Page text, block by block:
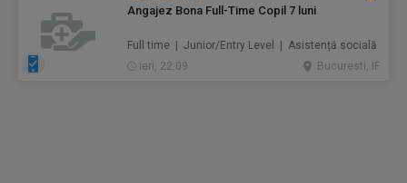
Angajez Bona Full-Time Copil 7 luni
Full time | Junior/Entry Level | Asistență socială
ieri, 22:09
Bucuresti, IF